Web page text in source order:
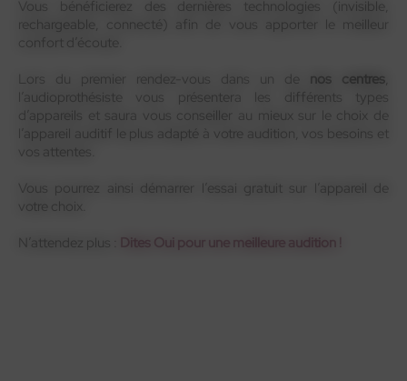
Vous bénéficierez des dernières technologies (invisible,
rechargeable, connecté) afin de vous apporter le meilleur
confort d’écoute.
Lors du premier rendez-vous dans un de nos centres,
l’audioprothésiste vous présentera les différents types
d’appareils et saura vous conseiller au mieux sur le choix de
l’appareil auditif le plus adapté à votre audition, vos besoins et
vos attentes.
Vous pourrez ainsi démarrer l’essai gratuit sur l’appareil de
votre choix.
N’attendez plus :
Dites Oui pour une meilleure audition !